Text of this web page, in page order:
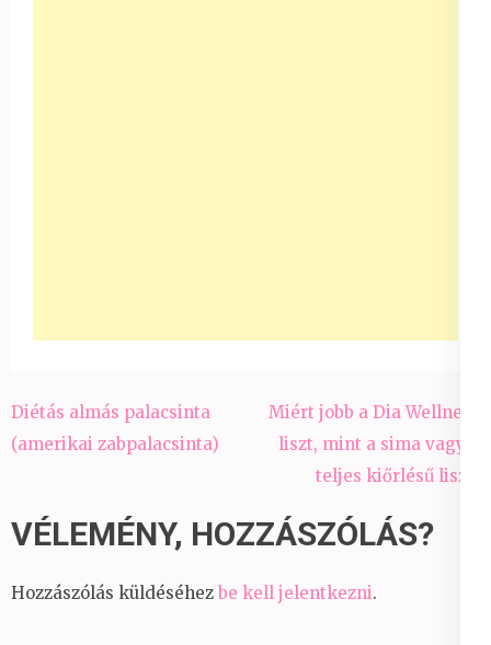
Bejegyzés
navigáció
Diétás almás palacsinta
(amerikai zabpalacsinta)
Miért jobb a Dia Wellness
liszt, mint a sima vagy a
teljes kiőrlésű liszt?
VÉLEMÉNY, HOZZÁSZÓLÁS?
Hozzászólás küldéséhez be kell jelentkezni.